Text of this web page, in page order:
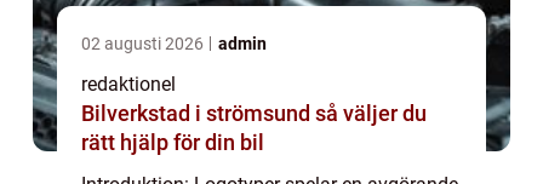
02 augusti 2026 admin
redaktionel
Bilverkstad i strömsund så väljer du
rätt hjälp för din bil